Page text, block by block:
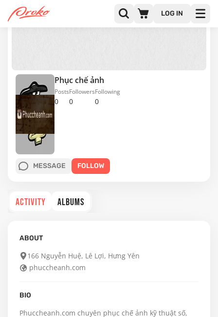
LOG IN
Phục chế ảnh
0
Posts
0
Followers
0
Following
MESSAGE FOLLOW
ACTIVITY ALBUMS
ABOUT
166 Nguyễn Huệ, Lê Lợi, Hưng Yên
phuccheanh.com
BIO
Phuccheanh.com chuyên phục chế ảnh kỹ thuật số,